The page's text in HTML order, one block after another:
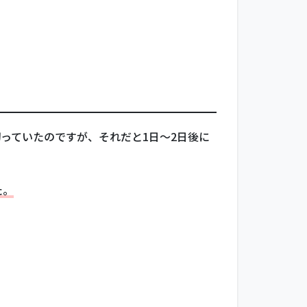
ていたのですが、それだと1日～2日後に